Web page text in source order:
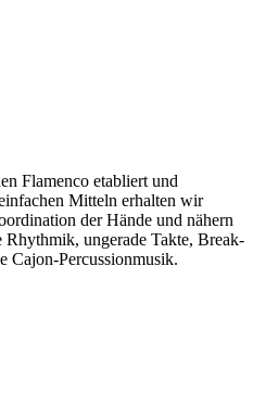
Flamenco etabliert und
Mitteln erhalten wir
der Hände und nähern
ungerade Takte, Break-
Cajon-Percussionmusik.